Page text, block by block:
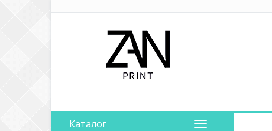
Каталог